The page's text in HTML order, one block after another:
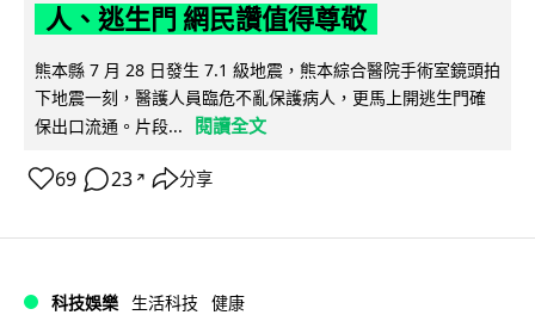
人、逃生門 網民讚值得尊敬
熊本縣 7 月 28 日發生 7.1 級地震，熊本綜合醫院手術室鏡頭拍
下地震一刻，醫護人員臨危不亂保護病人，更馬上開逃生門確
保出口流通。片段...
閱讀全文
69 23 ↗ 分享
科技娛樂 生活科技 健康